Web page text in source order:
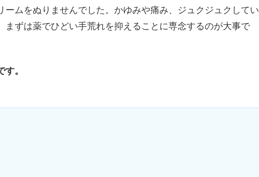
ームをぬりませんでした。かゆみや痛み、ジュクジュクしてい
まずは薬でひどい手荒れを抑えることに専念するのが大事で
。